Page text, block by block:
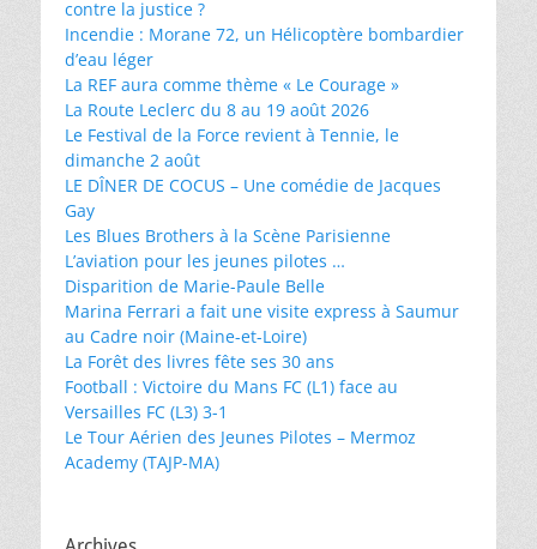
contre la justice ?
Incendie : Morane 72, un Hélicoptère bombardier
d’eau léger
La REF aura comme thème « Le Courage »
La Route Leclerc du 8 au 19 août 2026
Le Festival de la Force revient à Tennie, le
dimanche 2 août
LE DÎNER DE COCUS – Une comédie de Jacques
Gay
Les Blues Brothers à la Scène Parisienne
L’aviation pour les jeunes pilotes …
Disparition de Marie-Paule Belle
Marina Ferrari a fait une visite express à Saumur
au Cadre noir (Maine-et-Loire)
La Forêt des livres fête ses 30 ans
Football : Victoire du Mans FC (L1) face au
Versailles FC (L3) 3-1
Le Tour Aérien des Jeunes Pilotes – Mermoz
Academy (TAJP-MA)